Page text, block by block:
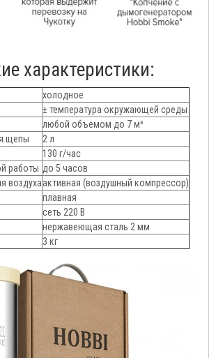
характеристики:
холодное
± температура окружающей среды
любой объемом до 7 м³
щепы
2 л
130 г/час
работы до 5 часов
воздухаактивная (воздушный компрессор)
плавная
сеть 220 В
нержавеющая сталь 2 мм
3 кг